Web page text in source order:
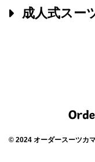
成人式スー
© 2024 オーダースーツカ